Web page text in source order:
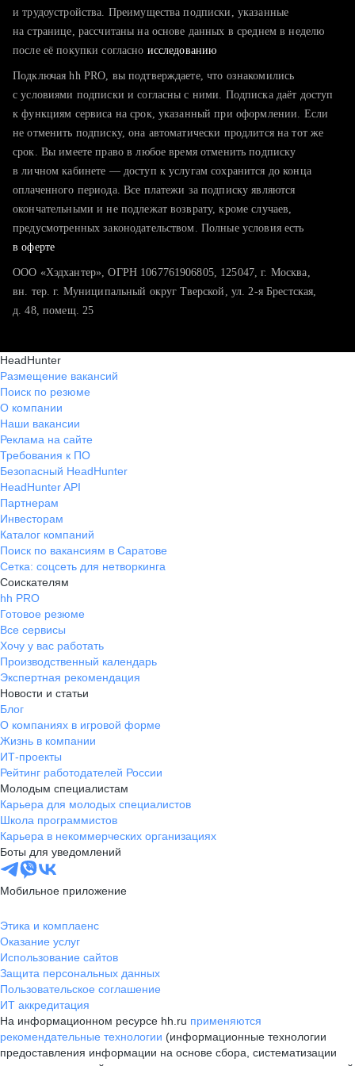
тратите много времени на поиск и вручную поднимаете
хотите сравнить себя с конкурентами и оценить шансы
и трудоустройства. Преимущества подписки, указанные
на странице, рассчитаны на основе данных в среднем в неделю
после её покупки согласно исследованию
Подключая hh PRO, вы подтверждаете, что ознакомились
с условиями подписки и согласны с ними. Подписка даёт доступ
к функциям сервиса на срок, указанный при оформлении. Если
не отменить подписку, она автоматически продлится на тот же
срок. Вы имеете право в любое время отменить подписку
в личном кабинете — доступ к услугам сохранится до конца
оплаченного периода. Все платежи за подписку являются
окончательными и не подлежат возврату, кроме случаев,
предусмотренных законодательством. Полные условия есть
в оферте
ООО «Хэдхантер», ОГРН 1067761906805, 125047, г. Москва,
вн. тер. г. Муниципальный округ Тверской, ул. 2-я Брестская,
д. 48, помещ. 25
HeadHunter
Размещение вакансий
Поиск по резюме
О компании
Наши вакансии
Реклама на сайте
Требования к ПО
Безопасный HeadHunter
HeadHunter API
Партнерам
Инвесторам
Каталог компаний
Поиск по вакансиям в Саратове
Сетка: соцсеть для нетворкинга
Соискателям
hh PRO
Готовое резюме
Все сервисы
Хочу у вас работать
Производственный календарь
Экспертная рекомендация
Новости и статьи
Блог
О компаниях в игровой форме
Жизнь в компании
ИТ-проекты
Рейтинг работодателей России
Молодым специалистам
Карьера для молодых специалистов
Школа программистов
Карьера в некоммерческих организациях
Боты для уведомлений
Мобильное приложение
Этика и комплаенс
Оказание услуг
Использование сайтов
Защита персональных данных
Пользовательское соглашение
ИТ аккредитация
На информационном ресурсе hh.ru применяются
рекомендательные технологии (информационные технологии
предоставления информации на основе сбора, систематизации